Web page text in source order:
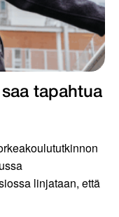
tapahtua
linjataan, että